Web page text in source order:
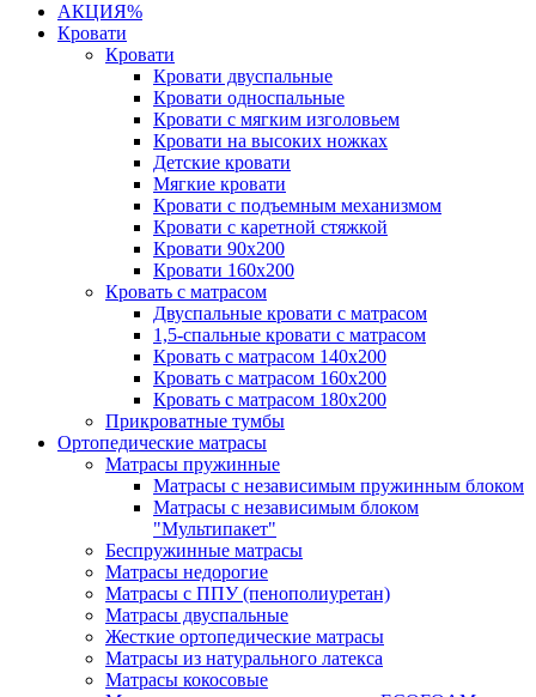
АКЦИЯ%
Кровати
Кровати
Кровати двуспальные
Кровати односпальные
Кровати с мягким изголовьем
Кровати на высоких ножках
Детские кровати
Мягкие кровати
Кровати с подъемным механизмом
Кровати с каретной стяжкой
Кровати 90х200
Кровати 160х200
Кровать с матрасом
Двуспальные кровати с матрасом
1,5-спальные кровати с матрасом
Кровать с матрасом 140х200
Кровать с матрасом 160х200
Кровать с матрасом 180х200
Прикроватные тумбы
Ортопедические матрасы
Матрасы пружинные
Матрасы с независимым пружинным блоком
Матрасы с независимым блоком
"Мультипакет"
Беспружинные матрасы
Матрасы недорогие
Матрасы с ППУ (пенополиуретан)
Матрасы двуспальные
Жесткие ортопедические матрасы
Матрасы из натурального латекса
Матрасы кокосовые